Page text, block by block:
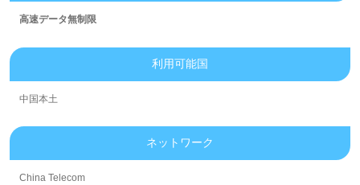
高速データ無制限
利用可能国
中国本土
ネットワーク
China Telecom